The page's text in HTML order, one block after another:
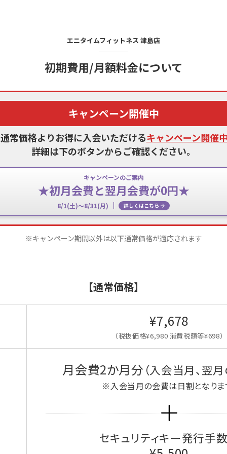
エニタイムフィットネス 津島店
初期費用/月額料金について
キャンペーン開催中
常価格よりお得に入会いただけるキャンペーン開催中
詳細は下のボタンからご確認ください。
キャンペーンのご案内
★初月会費と翌月会費が0円★
8/1(土)～8/31(月) 詳しくはこちら
※キャンペーン期間以外は以下通常価格が適応されます
【通常価格】
¥7,678
（税抜価格¥6,980 消費税額等¥698）
月会費2か月分 （入会当月、翌
※入会当月の会費は日割となりま
セキュリティキー発行手